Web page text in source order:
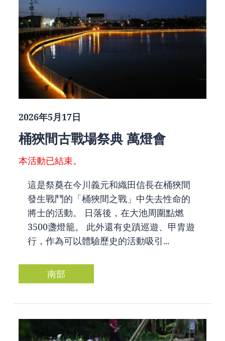
2026年5月17日
桶狹間古戰場祭典 萬燈會
本活動已結束。
這是祭奠在今川義元和織田信長在桶狹間
發生戰鬥的「桶狹間之戰」中失去性命的
將士的活動。 日落後，在大池周圍點燃
3500盞燈籠。 此外還有史蹟巡遊、甲胄遊
行，作為可以體驗歷史的活動吸引...
南部